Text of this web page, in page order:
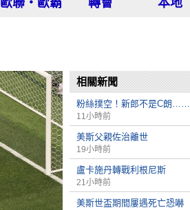
歐聯‧歐霸 轉會 本地
相關新聞
粉絲撲空！新郎不是C朗……
11小時前
美斯父親佐治離世
19小時前
盧卡施丹轉戰利根尼斯
21小時前
美斯世盃期間屢遇死亡恐嚇